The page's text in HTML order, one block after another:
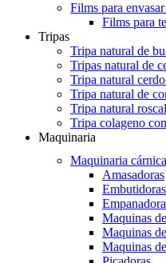
Films para
Films para
Tripas
Tripa natural de
Tripas natural de
Tripa natural
Tripa natural de
Tripa natural roscal
Tripa colageno
Maquinaria
Maquinaria cárnica
Amasadoras
Embutidoras
Maquinas
Maquinas
Maquinas